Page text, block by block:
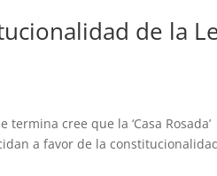
de la
cree que la ‘Casa Rosada’
a favor de la